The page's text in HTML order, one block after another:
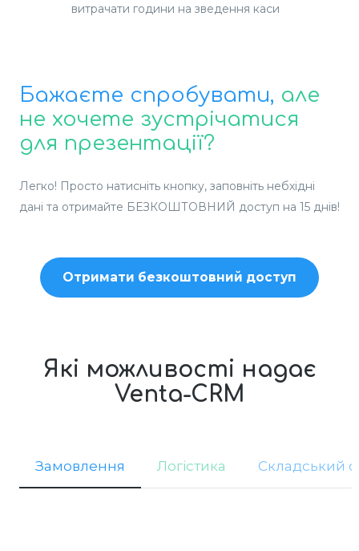
витрачати години на зведення каси
Бажаєте спробувати, але
не хочете зустрічатися
для презентації?
Легко! Просто натисніть кнопку, заповніть небхідні
дані та отримайте БЕЗКОШТОВНИЙ доступ на 15 днів!
Отримати безкоштовний доступ
Які можливості надає
Venta-CRM
Замовлення Логістика Складський